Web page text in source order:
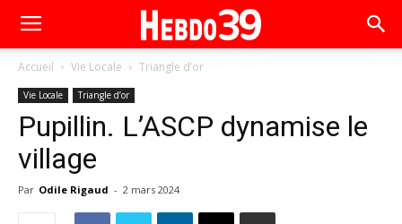
Accueil Vie Locale Triangle d’or
Vie Locale Triangle d’or
Pupillin. L’ASCP dynamise le
village
Par Odile Rigaud - 2 mars 2024